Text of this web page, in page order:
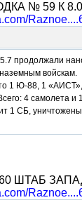
№ 59 К
продолжали
войскам.
1 Ю-88, 1
4 самолета и
1 СБ,
ШТАБ